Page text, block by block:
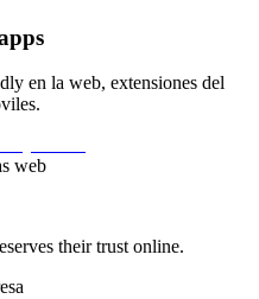
en la web, extensiones del
web
their trust online.